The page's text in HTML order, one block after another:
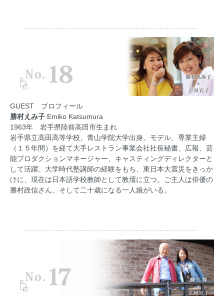
GUEST プロフィール
勝村えみ子 Emiko Katsumura
1963年 岩手県陸前高田市生まれ
岩手県立高田高等学校、青山学院大学出身。モデル、専業主婦
（１５年間）を経て大手レストラン事業会社社長秘書、広報、芸
能プロダクションマネージャー、キャスティングディレクターと
して活躍。大学時代塾講師の経験をもち、東日本大震災をきっか
けに、現在は日本語学校教師として教壇に立つ。ご主人は俳優の
勝村政信さん。そして二十歳になる一人娘がいる。